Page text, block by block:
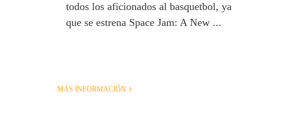
todos los aficionados al basquetbol, ya
que se estrena Space Jam: A New ...
MÁS INFORMACIÓN